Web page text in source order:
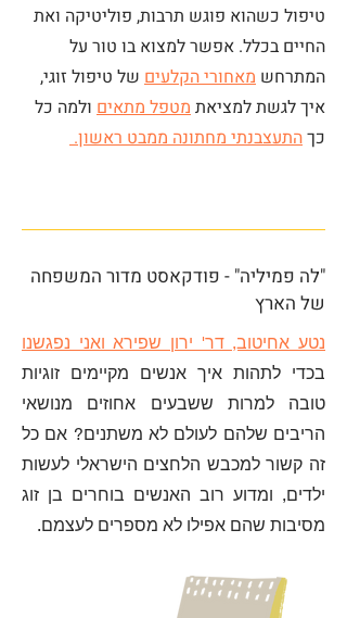
טיפול כשהוא פוגש תרבות, פוליטיקה ואת
החיים בכלל. אפשר למצוא בו טור על
המתרחש מאחורי הקלעים של טיפול זוגי,
איך לגשת למציאתמטפל מתאים ולמה כל
כךהתעצבנתי מחתונה ממבט ראשון.
"לה פמיליה" - פודקאסט מדור המשפחה
של הארץ
נטע אחיטוב, דר' ירון שפירא ואני נפגשנו
בכדי לתהות איך אנשים מקיימים זוגיות
טובה למרות ששבעים אחוזים מנושאי
הריבים שלהם לעולם לא משתנים? אם כל
זה קשור למכבש הלחצים הישראלי לעשות
ילדים, ומדוע רוב האנשים בוחרים בן זוג
מסיבות שהם אפילו לא מספרים לעצמם.